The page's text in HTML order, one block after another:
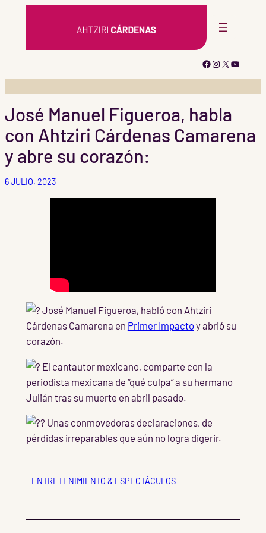
Facebook
Instagram
X YouTube
José Manuel Figueroa, habla
con Ahtziri Cárdenas Camarena
y abre su corazón:
6 JULIO, 2023
José Manuel Figueroa, habló con Ahtziri
Cárdenas Camarena en Primer Impacto y abrió su
corazón.
El cantautor mexicano, comparte con la
periodista mexicana de “qué culpa” a su hermano
Julián tras su muerte en abril pasado.
Unas conmovedoras declaraciones, de
pérdidas irreparables que aún no logra digerir.
ENTRETENIMIENTO & ESPECTÁCULOS